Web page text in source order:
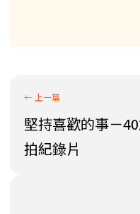
堅持喜歡的事－
拍紀錄片